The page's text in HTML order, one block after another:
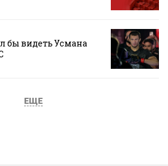
бы видеть Усмана
ЕЩЕ